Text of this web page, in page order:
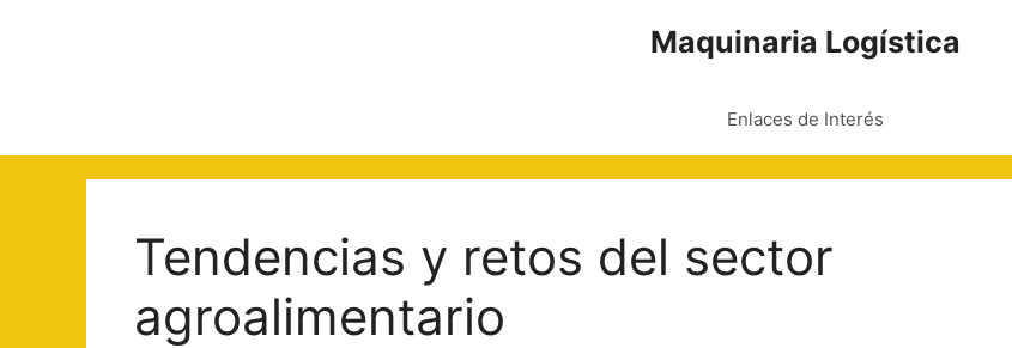
Maquinaria Logística
Enlaces de Interés
Tendencias y retos del sector
agroalimentario